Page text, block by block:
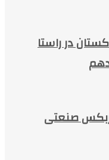
در راستا
صنعتی